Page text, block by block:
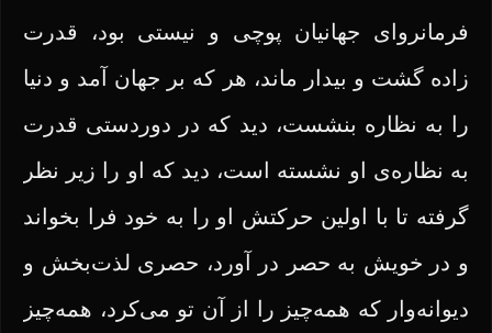
فرمانروای جهانیان پوچی و نیستی بود، قدرت
زاده گشت و بیدار ماند، هر که بر جهان آمد و دنیا
را به نظاره بنشست، دید که در دوردستی قدرت
به نظاره‌ی او نشسته است، دید که او را زیر نظر
گرفته تا با اولین حرکتش او را به خود فرا بخواند
و در خویش به حصر در آورد، حصری لذت‌بخش و
دیوانه‌وار که همه‌چیز را از آن تو می‌کرد، همه‌چیز